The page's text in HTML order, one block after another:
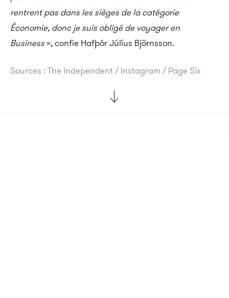
rentrent pas dans les sièges de la catégorie
Économie, donc je suis obligé de voyager en
Business», confie Hafþór Júlíus Björnsson.
Sources : The Independent / Instagram / Page Six